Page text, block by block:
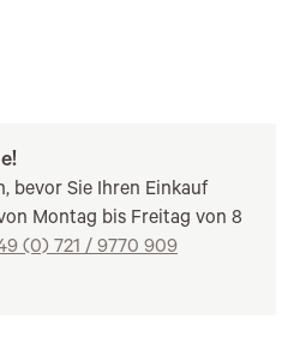
bevor Sie Ihren Einkauf
Montag bis Freitag von 8
(0) 721 / 9770 909